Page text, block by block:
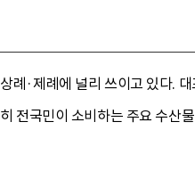
례·제례에 널리 쓰이고 있다. 대
전국민이 소비하는 주요 수산